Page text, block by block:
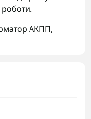
роботи.
АКПП,